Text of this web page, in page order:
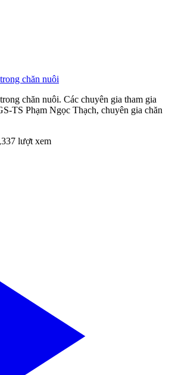
chăn nuôi
chăn nuôi. Các chuyên gia tham gia
TS Phạm Ngọc Thạch, chuyên gia chăn
lượt xem